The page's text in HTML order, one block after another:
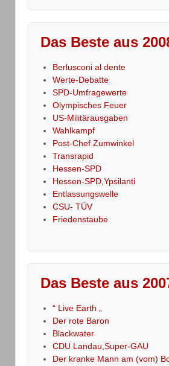
Das Beste aus
Berlusconi al dente
Werte-Debatte
SPD-Umfragewerte
Olympisches Feuer
US-Militärausgaben
Wahlkampf
Post-Chef Zumwinkel
Transrapid
Hessen-SPD
Hessen-SPD,Ypsilanti
Entlassungswelle
CSU- TÜV
Friedenstaube
Das Beste aus
“ Live Earth „
Der rote Baron
Blackwater
CDU Landau,Super-GAU
Der kranke Mann am (vom)